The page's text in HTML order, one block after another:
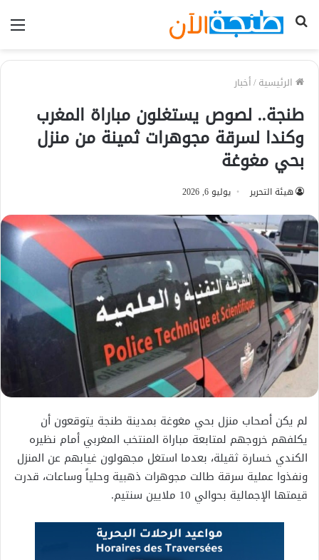
بحث
الرئيسية/أخبار
طنجة.. لصوص يستغلون مباراة المغرب
وكندا لسرقة مجوهرات ثمينة من منزل
بحي مغوغة
هيئة التحرير يوليو 6, 2026
لم يكن أصحاب منزل بحي مغوغة بمدينة طنجة يتوقعون أن
يكلفهم خروجهم لمتابعة مباراة المنتخب المغربي أمام نظيره
الكندي خسارة ثقيلة، بعدما استغل مجهولون غيابهم عن المنزل
ونفذوا عملية سرقة طالت مجوهرات ذهبية وحلياً وساعات، قدرت
قيمتها الإجمالية بحوالي 10 ملايين سنتيم.